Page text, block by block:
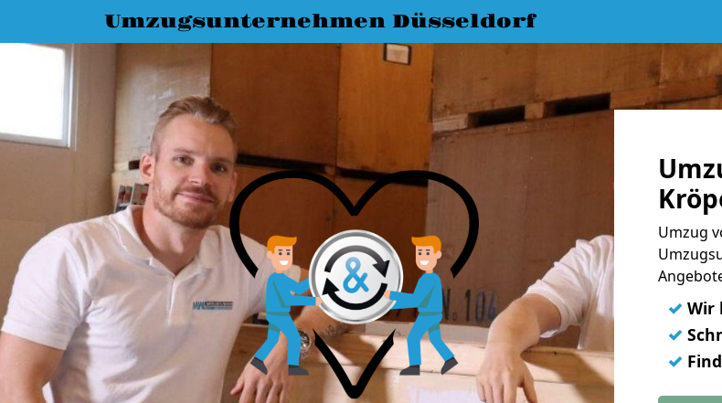
Umzugsunternehmen Düsseldorf
Umzug
✓ Wir
✓
✓